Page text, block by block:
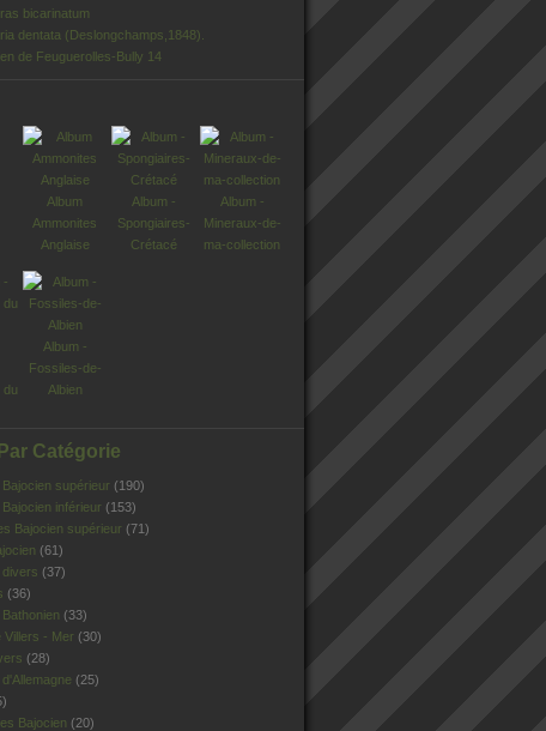
bicarinatum
dentata (Deslongchamps,1848).
de Feuguerolles-Bully 14
Album
Ammonites
Anglaise
Album -
Spongiaires-
Crétacé
Album -
Mineraux-de-
ma-collection
du
Album -
Fossiles-de-
Albien
Catégorie
supérieur (190)
inférieur (153)
Bajocien supérieur (71)
(61)
divers (37)
(36)
(33)
Villers - Mer (30)
(28)
(25)
Bajocien (20)